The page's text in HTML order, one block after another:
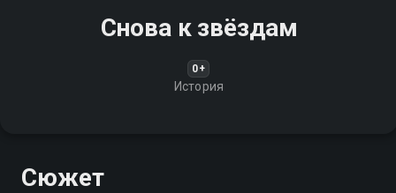
Снова к звёздам
0+
История
Сюжет